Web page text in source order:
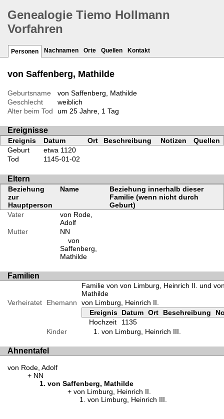
Genealogie Tiemo Hollmann
Vorfahren
Personen Nachnamen Orte Quellen Kontakt
von Saffenberg, Mathilde
Geburtsname
von Saffenberg, Mathilde
Geschlecht
weiblich
Alter beim Tod
um 25 Jahre, 1 Tag
Ereignisse
Ereignis Datum Ort Beschreibung Notizen
Quellen
Geburt
etwa 1120
Tod
1145-01-02
Eltern
Beziehung
zur
Hauptperson
Name
Beziehung innerhalb dieser
Familie (wenn nicht durch
Geburt)
Vater
von Rode,
Adolf
Mutter
NN
von
Saffenberg,
Mathilde
Familien
Familie von von Limburg, Heinrich II. und
Mathilde
Verheiratet
Ehemann
von Limburg, Heinrich II.
Ereignis Datum Ort Beschreibung
Hochzeit
1135
Kinder
von Limburg, Heinrich III.
Ahnentafel
von Rode, Adolf
NN
von Saffenberg, Mathilde
von Limburg, Heinrich II.
von Limburg, Heinrich III.